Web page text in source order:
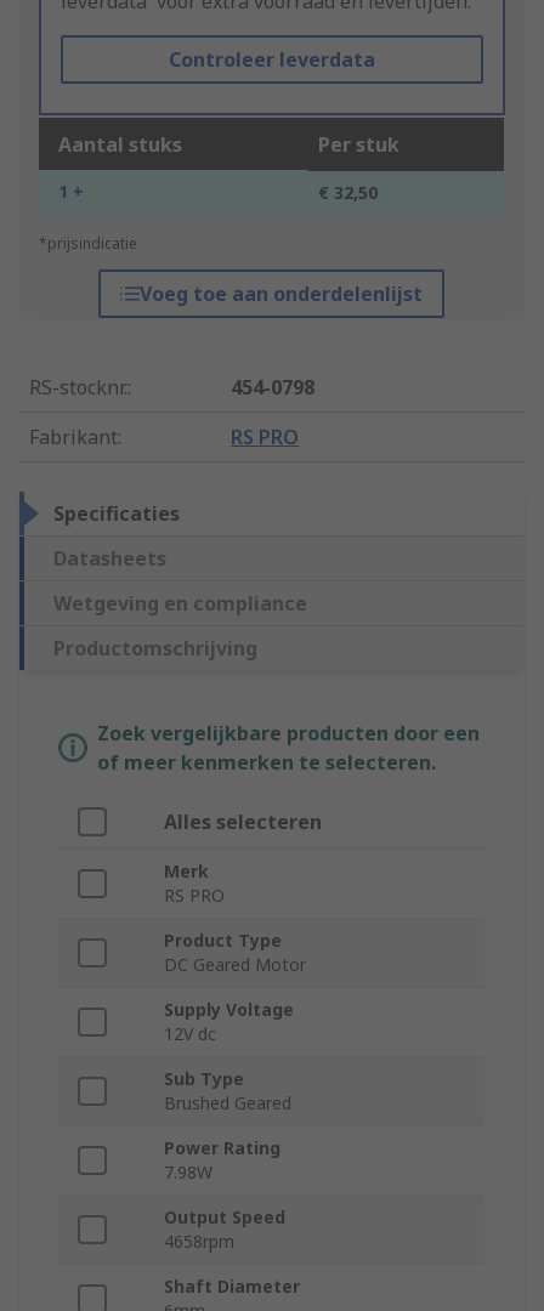
Controleer leverdata
Aantal stuks Per stuk
1 + € 32,50
*prijsindicatie
Voeg toe aan onderdelenlijst
RS-stocknr.:
454-0798
Fabrikant: RS PRO
Specificaties
Datasheets
Wetgeving en compliance
Productomschrijving
Zoek vergelijkbare producten door een
of meer kenmerken te selecteren.
Alles selecteren
Merk
RS PRO
Product Type
DC Geared Motor
Supply Voltage
12V dc
Sub Type
Brushed Geared
Power Rating
7.98W
Output Speed
4658rpm
Shaft Diameter